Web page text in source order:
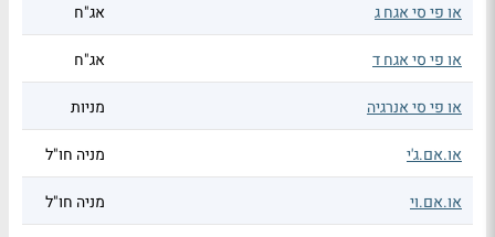
או פי סי אגח ג אג"ח
או פי סי אגח ד אג"ח
או פי סי אנרגיה מניות
או.אם.ג'י מניה חו"ל
או.אם.וי מניה חו"ל